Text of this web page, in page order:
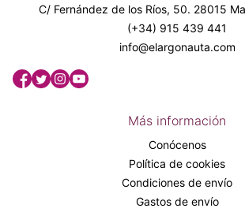
C/ Fernández de los Ríos, 50. 28015
(+34) 915 439 441
info@elargonauta.com
Más información
Conócenos
Política de cookies
Condiciones de envío
Gastos de envío